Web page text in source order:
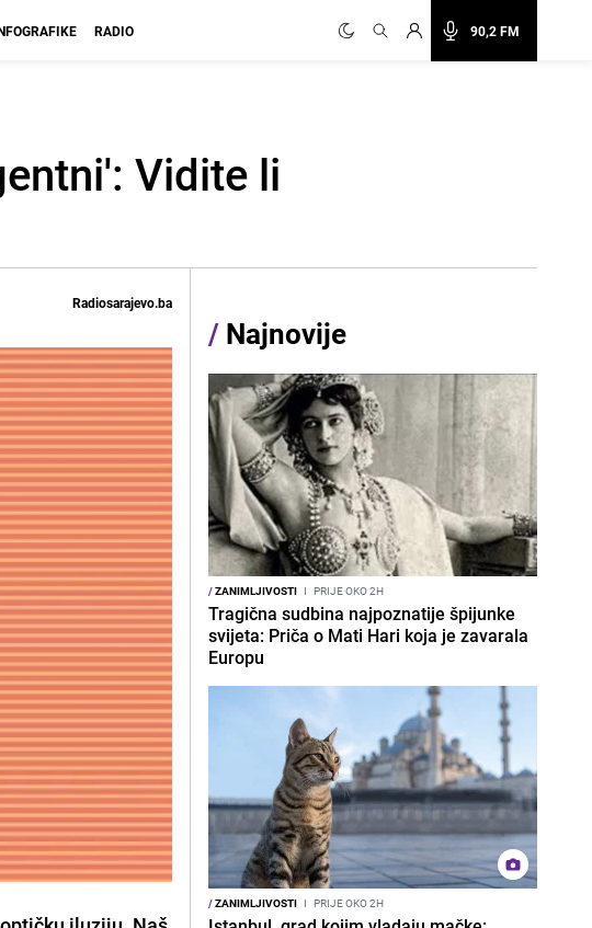
90,2 FM
RADIO
Vidite li
Radiosarajevo.ba
/ Najnovije
/ZANIMLJIVOSTI I PRIJE OKO 2H
Tragična sudbina najpoznatije špijunke
svijeta: Priča o Mati Hari koja je zavarala
Europu
/ZANIMLJIVOSTI I PRIJE OKO 2H